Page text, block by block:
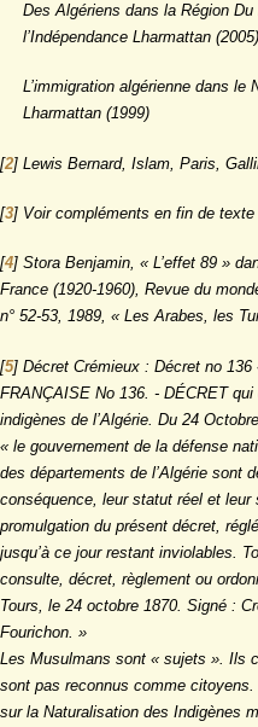
Des Algériens dans la Région
l’Indépendance Lharmattan (2005)
L’immigration algérienne dans le
Lharmattan (1999)
[2] Lewis Bernard, Islam, Paris,
[3] Voir compléments en fin de texte
[4] Stora Benjamin, « L’effet 89 »
France (1920-1960), Revue du
n° 52-53, 1989, « Les Arabes, les
[5] Décret Crémieux : Décret no
FRANÇAISE No 136. - DÉCRET
indigènes de l’Algérie. Du 24
« le gouvernement de la défense
des départements de l’Algérie sont
conséquence, leur statut réel et
promulgation du présent décret,
jusqu’à ce jour restant inviolables.
consulte, décret, règlement ou
Tours, le 24 octobre 1870. Signé :
Fourichon. »
Les Musulmans sont « sujets ». Ils
sont pas reconnus comme
sur la Naturalisation des Indigènes